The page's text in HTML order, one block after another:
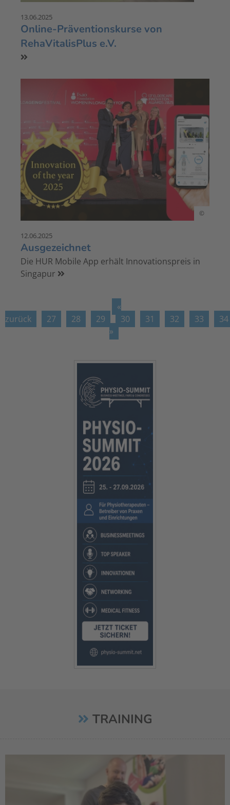
13.06.2025
Online-Präventionskurse von
RehaVitalisPlus e.V.
©
12.06.2025
Ausgezeichnet
Die HUR Mobile App erhält Innovationspreis in
Singapur
«
zurück
27 28 29 30 31 32 33
34
»
TRAINING